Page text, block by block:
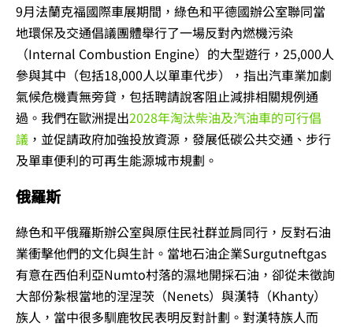
9月法蘭克福國際車展期間，綠色和平德國辦公室聯同當
地環保及交通倡議團體舉行了一場反對內燃機污染
（Internal Combustion Engine）的大型遊行，25,000人
參與其中（包括18,000人以單車代步），指出汽車業加劇
氣候危機責無旁貸，包括聘請說客阻止減排相關規例通
過。我們在歐洲提出2028年淘汰柴油及汽油車的可行倡
議 ，並促請政府加強投放資源，發展低碳公共交通、步行
及單車便利的可再生能源城市規劃。
俄羅斯
綠色和平俄羅斯辦公室與原住民社群並肩同行，反對石油
業衝擊他們的文化與生計。當地石油企業Surgutneftgas
有意在西伯利亞Numto村落的濕地開採石油，卻從未徵詢
大部份紮根當地的涅涅茨（Nenets）與漢特（Khanty）
族人，當中很多馴鹿牧民表明反對計劃。對漢特族人而